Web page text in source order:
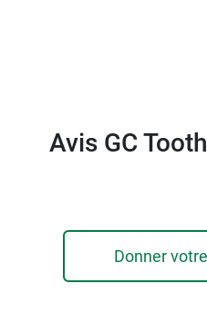
Avis GC
Donner